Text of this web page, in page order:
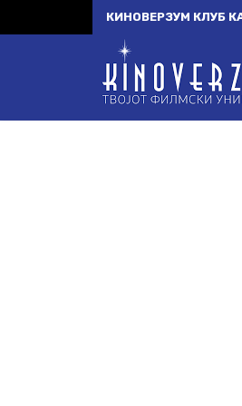
КИНОВЕРЗУМ КЛУБ